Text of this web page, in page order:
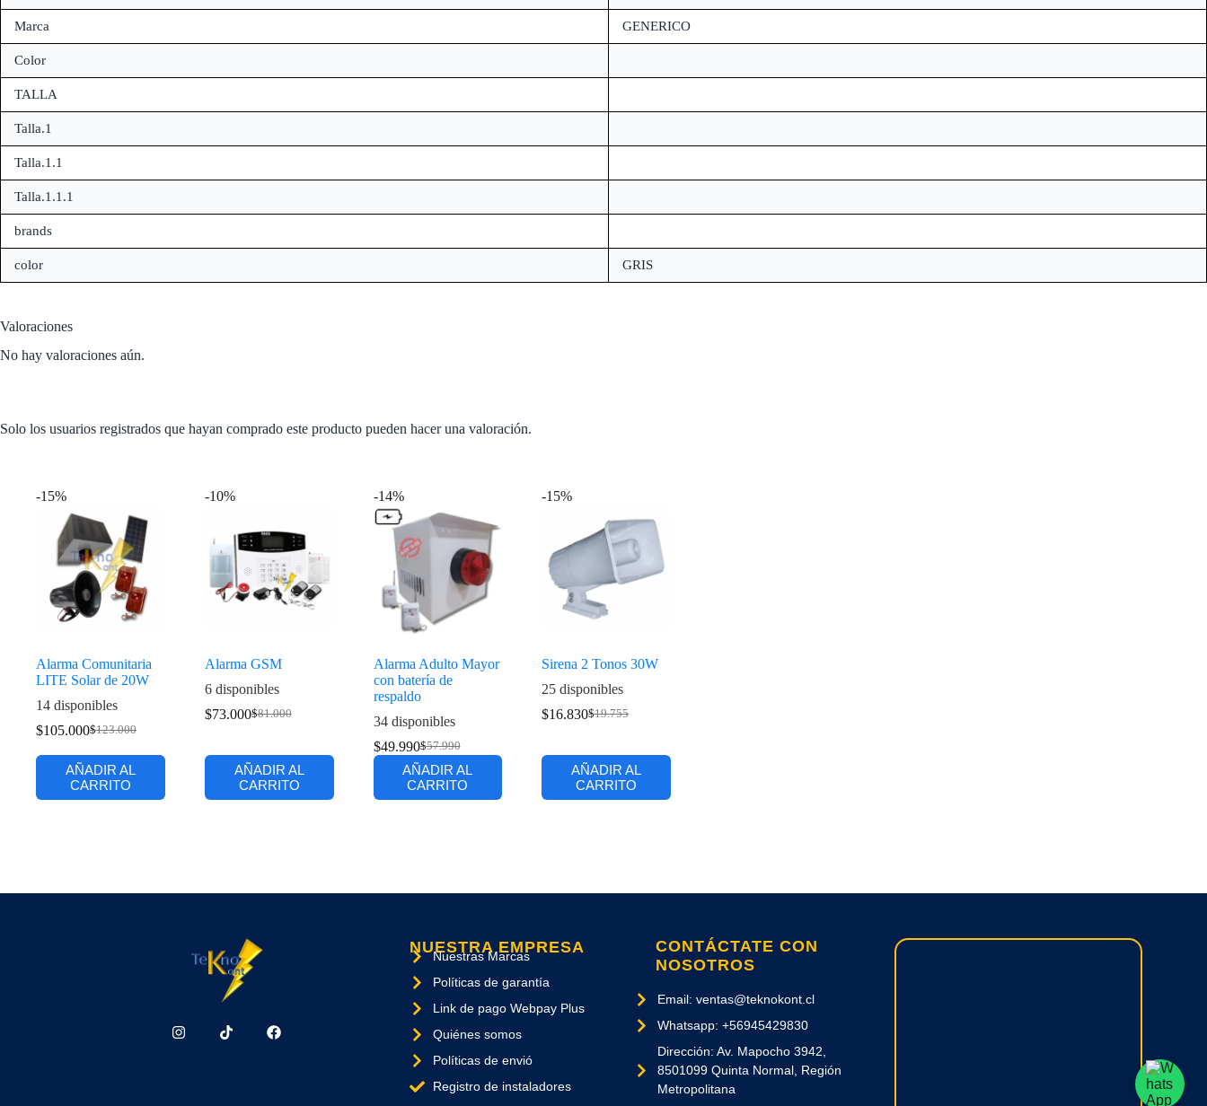
Marca GENERICO
Color
TALLA
Talla.1
Talla.1.1
Talla.1.1.1
brands
color GRIS
Valoraciones
No hay valoraciones aún.
Solo los usuarios registrados que hayan comprado este producto pueden hacer una valoración.
-15%
Alarma Comunitaria
LITE Solar de 20W
14 disponibles
$123.000
$105.000
AÑADIR AL
CARRITO
-10%
Alarma GSM
6 disponibles
$81.000
$73.000
AÑADIR AL
CARRITO
-14%
Alarma Adulto Mayor
con batería de
respaldo
34 disponibles
$57.990
$49.990
AÑADIR AL
CARRITO
-15%
Sirena 2 Tonos 30W
25 disponibles
$19.755
$16.830
AÑADIR AL
CARRITO
NUESTRA EMPRESA
Nuestras Marcas
Políticas de garantía
Link de pago Webpay Plus
Quiénes somos
Políticas de envió
Registro de instaladores
CONTÁCTATE CON
NOSOTROS
Email: ventas@teknokont.cl
Whatsapp: +56945429830
Dirección: Av. Mapocho 3942,
8501099 Quinta Normal, Región
Metropolitana